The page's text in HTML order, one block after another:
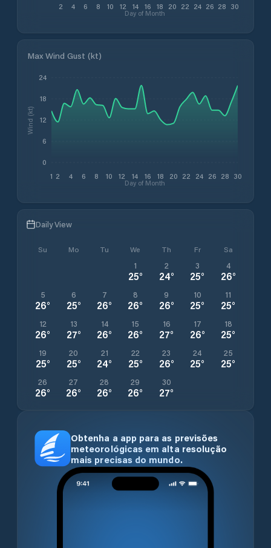
2 4 6 8 10 12 14 16 18 20 22 24 26 28 30
Day of Month
Max Wind Gust (kt)
1 2 4 6 8 10 12 14 16 18 20 22 24 26 28 30
Day of Month
0
6
12
18
24
Wind (kt)
Daily View
Su Mo Tu We Th Fr Sa
1
25°
2
24°
3
25°
4
26°
5
26°
6
25°
7
26°
8
26°
9
26°
10
25°
11
25°
12
26°
13
27°
14
26°
15
26°
16
27°
17
26°
18
25°
19
25°
20
25°
21
24°
22
25°
23
26°
24
25°
25
25°
26
26°
27
26°
28
26°
29
26°
30
27°
Obtenha a app para as previsões
meteorológicas em alta resolução
mais precisas do mundo.